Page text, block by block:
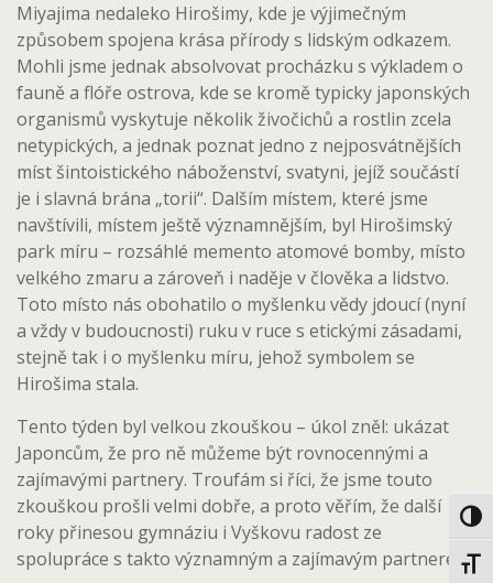
Miyajima nedaleko Hirošimy, kde je výjimečným
způsobem spojena krása přírody s lidským odkazem.
Mohli jsme jednak absolvovat procházku s výkladem o
fauně a flóře ostrova, kde se kromě typicky japonských
organismů vyskytuje několik živočichů a rostlin zcela
netypických, a jednak poznat jedno z nejposvátnějších
míst šintoistického náboženství, svatyni, jejíž součástí
je i slavná brána „torii“. Dalším místem, které jsme
navštívili, místem ještě významnějším, byl Hirošimský
park míru – rozsáhlé memento atomové bomby, místo
velkého zmaru a zároveň i naděje v člověka a lidstvo.
Toto místo nás obohatilo o myšlenku vědy jdoucí (nyní
a vždy v budoucnosti) ruku v ruce s etickými zásadami,
stejně tak i o myšlenku míru, jehož symbolem se
Hirošima stala.
Tento týden byl velkou zkouškou – úkol zněl: ukázat
Japoncům, že pro ně můžeme být rovnocennými a
zajímavými partnery. Troufám si říci, že jsme touto
zkouškou prošli velmi dobře, a proto věřím, že další
roky přinesou gymnáziu i Vyškovu radost ze
spolupráce s takto významným a zajímavým partnerem.